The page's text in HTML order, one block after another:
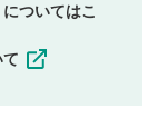
削除はできま
ついてはこ